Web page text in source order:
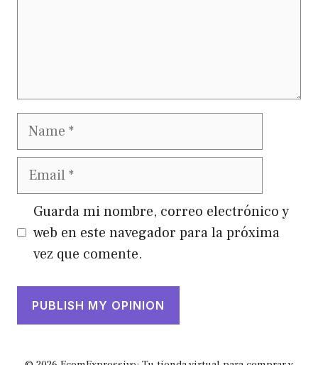
Name
Email
Guarda mi nombre, correo electrónico y
web en este navegador para la próxima
vez que comente.